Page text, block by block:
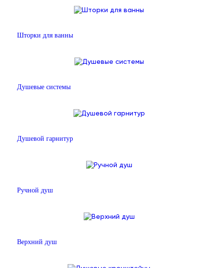
Шторки для ванны
Душевые системы
Душевой гарнитур
Ручной душ
Верхний душ